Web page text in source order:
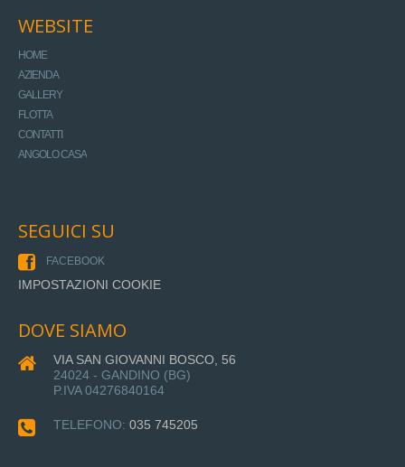
WEBSITE
HOME
AZIENDA
GALLERY
FLOTTA
CONTATTI
ANGOLO CASA
SEGUICI SU
FACEBOOK
IMPOSTAZIONI COOKIE
DOVE SIAMO
VIA SAN GIOVANNI BOSCO, 56
24024 - GANDINO (BG)
P.IVA 04276840164
TELEFONO: 035 745205